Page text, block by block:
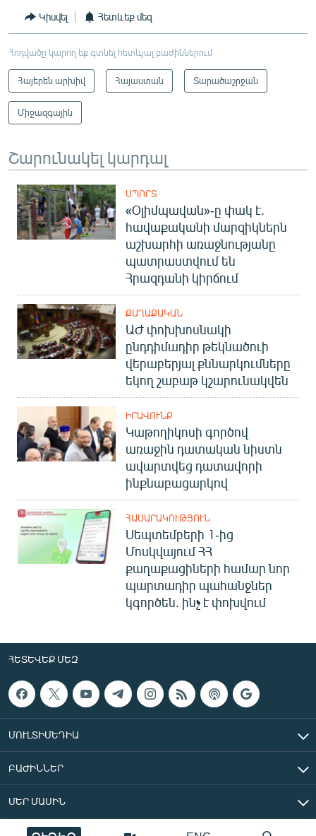
Կիսվել Հետևեք մեզ
Հոդվածը կարող եք գտնել հետևյալ բաժիններում
Հայերեն արխիվ Հայաստան Տարածաշրջան
Միջազգային
Շարունակել կարդալ
ՍՊՈՐՏ
«Օլիմպավան»-ը փակ է.
հավաքականի մարզիկներն
աշխարհի առաջնությանը
պատրաստվում են
Հրազդանի կիրճում
ՔԱՂԱՔԱԿԱՆ
ԱԺ փոխխոսնակի
ընդդիմադիր թեկնածուի
վերաբերյալ քննարկումները
եկող շաբաթ կշարունակվեն
ԻՐԱՎՈՒՆՔ
Կաթողիկոսի գործով
առաջին դատական նիստն
ավարտվեց դատավորի
ինքնաբացարկով
ՀԱՍԱՐԱԿՈՒԹՅՈՒՆ
Սեպտեմբերի 1-ից
Մոսկվայում ՀՀ
քաղաքացիների համար նոր
պարտադիր պահանջներ
կգործեն. ինչ է փոխվում
ՀԵՏԵՎԵՔ ՄԵԶ
ՄՈՒԼՏԻՄԵԴԻԱ
ԲԱԺԻՆՆԵՐ
ՄԵՐ ՄԱՍԻՆ